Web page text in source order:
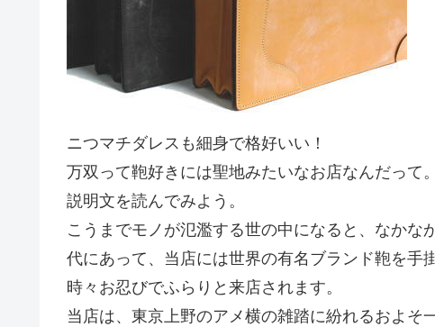
ニつマチダレスも細身で格好いい！
万双って鞄好きには聖地みたいなお店なんだって。
説明文を読んでみよう。
こうまでモノが氾濫する世の中になると、なか
代にあって、当店には世界の有名ブランド鞄を手
時々お忍びでふらりと来店されます。
当店は、東京上野のアメ横の雑踏に紛れるおよそ